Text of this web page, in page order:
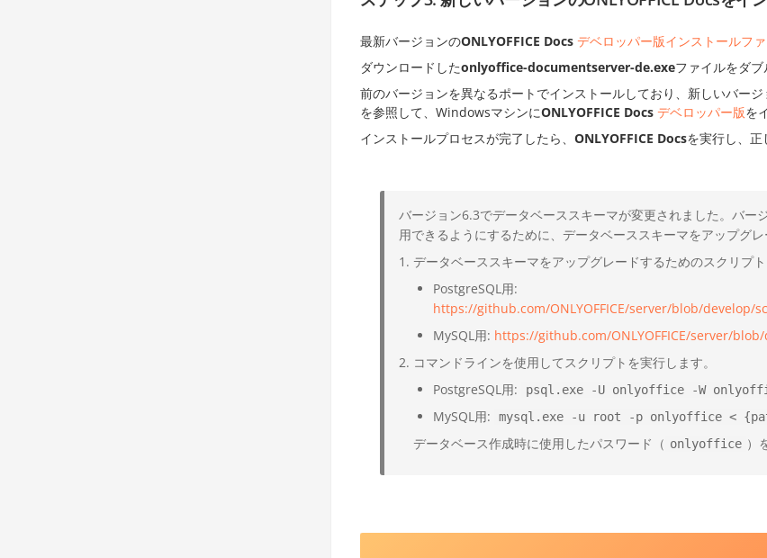
最新バージョンのONLYOFFICE Docs デベロッパー版インストールフ
ダウンロードしたonlyoffice-documentserver-de.exeファイルをダ
前のバージョンを異なるポートでインストールしており、新しいバージ
を参照して、WindowsマシンにONLYOFFICE Docs デベロッパー版を
インストールプロセスが完了したら、 ONLYOFFICE Docsを実行し、正
バージョン6.3でデータベーススキーマが変更されました。バー
用できるようにするために、データベーススキーマをアップグ
データベーススキーマをアップグレードするためのスクリプト
PostgreSQL用:
https://github.com/ONLYOFFICE/server/blob/
MySQL用: https://github.com/ONLYOFFICE/server/
コマンドラインを使用してスクリプトを実行します。
PostgreSQL用:
psql.exe -U onlyoffice -W
MySQL用: mysql.exe -u root -p onlyoffice <
データベース作成時に使用したパスワード（ onlyoffice ）